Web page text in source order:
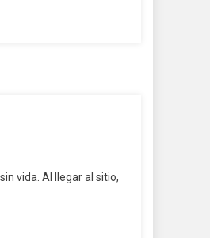
vida. Al llegar al sitio,